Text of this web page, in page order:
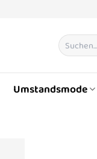
Suchen
nach:
Umstandsmode